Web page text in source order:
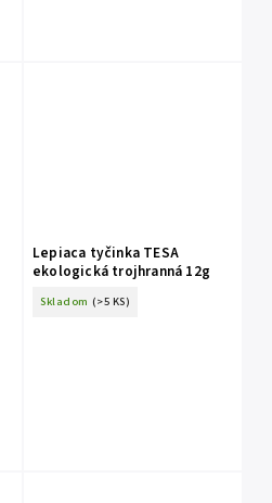
Lepiaca tyčinka TESA
ekologická trojhranná 12g
Skladom (>5 KS)